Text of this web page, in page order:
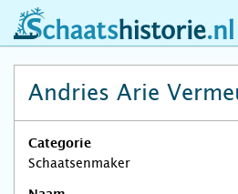
schaatshistorie.nl
Andries Arie
Categorie
Schaatsenmaker